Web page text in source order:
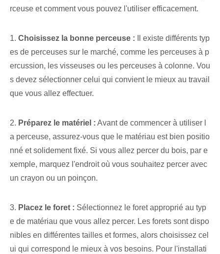
rceuse et comment vous pouvez l'utiliser efficacement.
1. Choisissez‌ la bonne perceuse : Il existe différents typ
es de perceuses sur le marché, comme les perceuses à p
ercussion, les visseuses ou les perceuses à colonne. Vou
s devez sélectionner celui qui convient le mieux au travail
que vous allez effectuer.
2. Préparez le matériel : Avant de commencer à utiliser l
a perceuse, assurez-vous que le matériau est bien positio
nné et solidement fixé. Si vous allez percer du bois, par e
xemple, marquez l'endroit où vous souhaitez percer avec
un crayon ou un poinçon.
3. Placez le foret : Sélectionnez le foret approprié au typ
e de matériau que vous allez percer. Les forets sont dispo
nibles en différentes tailles et formes, alors choisissez cel
ui qui correspond le mieux à vos besoins. Pour l'installati